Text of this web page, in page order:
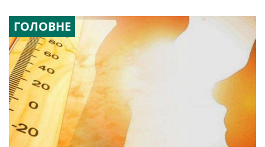
ГОЛОВНЕ